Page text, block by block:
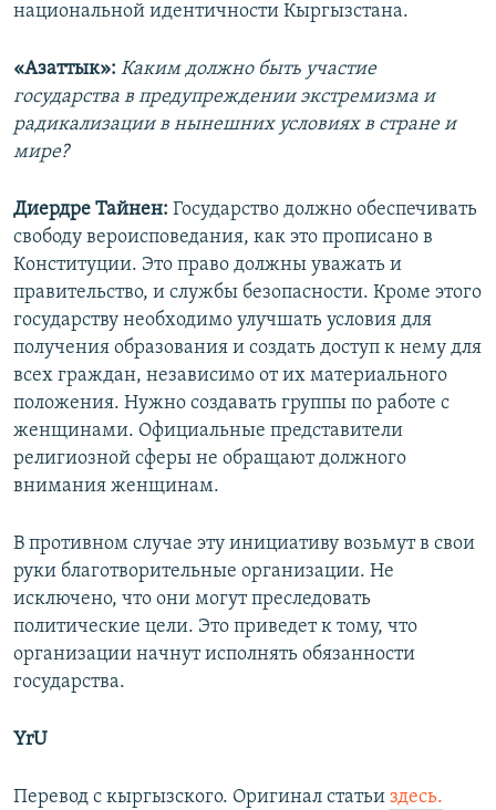
национальной идентичности Кыргызстана.
«Азаттык»: Каким должно быть участие
государства в предупреждении экстремизма и
радикализации в нынешних условиях в стране и
мире?
Диердре Тайнен: Государство должно обеспечивать
свободу вероисповедания, как это прописано в
Конституции. Это право должны уважать и
правительство, и службы безопасности. Кроме этого
государству необходимо улучшать условия для
получения образования и создать доступ к нему для
всех граждан, независимо от их материального
положения. Нужно создавать группы по работе с
женщинами. Официальные представители
религиозной сферы не обращают должного
внимания женщинам.
В противном случае эту инициативу возьмут в свои
руки благотворительные организации. Не
исключено, что они могут преследовать
политические цели. Это приведет к тому, что
организации начнут исполнять обязанности
государства.
YrU
Перевод с кыргызского. Оригинал статьи здесь.